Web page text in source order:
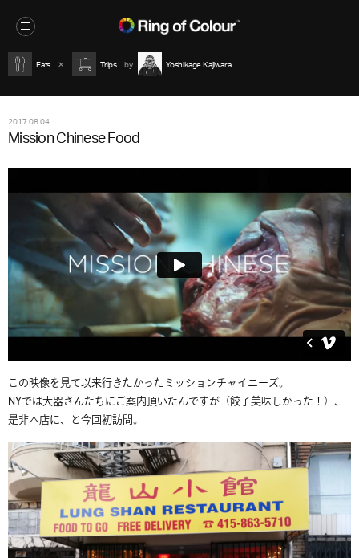
Eats Trips Yoshikage Kajiwara
2017.08.04
Mission Chinese Food
この映像を見て以来行きたかったミッションチャイニーズ。
NYでは大器さんたちにご案内頂いたんですが（餃子美味しかった！）、
是非本店に、と今回初訪問。